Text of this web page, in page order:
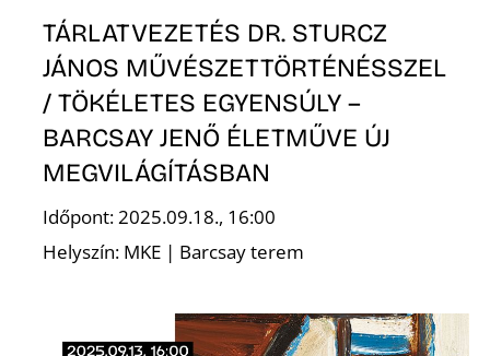
TÁRLATVEZETÉS DR. STURCZ
JÁNOS MŰVÉSZETTÖRTÉNÉSSZEL
/ TÖKÉLETES EGYENSÚLY –
BARCSAY JENŐ ÉLETMŰVE ÚJ
MEGVILÁGÍTÁSBAN
Időpont: 2025.09.18., 16:00
Helyszín: MKE | Barcsay terem